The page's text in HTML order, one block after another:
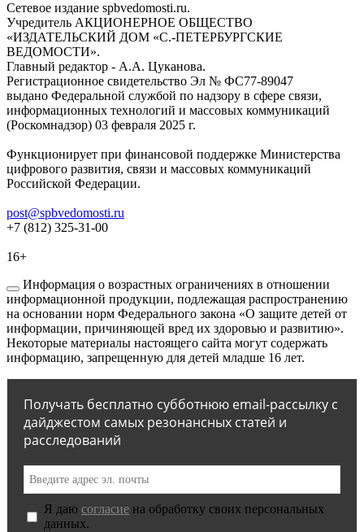
Сетевое издание spbvedomosti.ru.
Учредитель АКЦИОНЕРНОЕ ОБЩЕСТВО
«ИЗДАТЕЛЬСКИЙ ДОМ «С.-ПЕТЕРБУРГСКИЕ
ВЕДОМОСТИ».
Главный редактор - А.А. Цуканова.
Регистрационное свидетельство Эл № ФС77-89047
выдано Федеральной службой по надзору в сфере связи,
информационных технологий и массовых коммуникаций
(Роскомнадзор) 03 февраля 2025 г.
Функционирует при финансовой поддержке Министерства
цифрового развития, связи и массовых коммуникаций
Российской Федерации.
post@spbvedomosti.ru
+7 (812) 325-31-00
16+
Информация о возрастных ограничениях в отношении
информационной продукции, подлежащая распространению
на основании норм Федерального закона «О защите детей от
информации, причиняющей вред их здоровью и развитию».
Некоторые материалы настоящего сайта могут содержать
информацию, запрещенную для детей младше 16 лет.
Получать бесплатно субботнюю email-рассылку с
дайджестом самых резонансных статей и
расследований
Я даю согласие на обработку своих персональных
данных.